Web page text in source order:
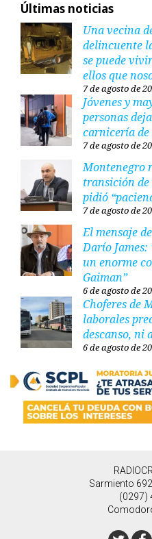
Últimas noticias
Una vecina
delincuente
se puede
ellos que
7 de agosto de
Jóvenes y
personas
carnicería de
7 de agosto de
Montenegro
transición de
pidió
7 de agosto de
El mensaje
Darío
un enorme
Gaiman”
6 de agosto de
Choferes de
laborales
descanso, ni
6 de agosto de
Sarmiento
(0297)